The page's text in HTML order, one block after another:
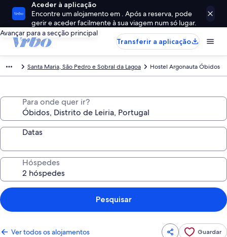
Aceder à aplicação
Encontre um alojamento em . Após a reserva, pode
gerir e aceder facilmente à sua viagem num só lugar.
Avançar para a secção principal
Transferir a aplicação
Santa Maria, São Pedro e Sobral da Lagoa Hostel Argonauta Óbidos
Para onde quer ir?
Datas
Hóspedes
Pesquisar
Ver todos os alojamentos Guardar